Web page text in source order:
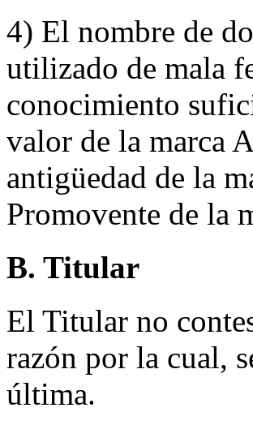
4) El nombre de
utilizado de mala
conocimiento
valor de la marca
antigüedad de la
Promovente de la
B. Titular
El Titular no
razón por la cual,
última.